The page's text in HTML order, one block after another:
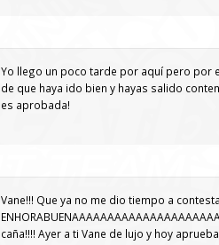
Yo llego un poco tarde por aquí pero por
de que haya ido bien y hayas salido
es aprobada!
Vane!!! Que ya no me dio tiempo a
caña!!!! Ayer a ti Vane de lujo y hoy